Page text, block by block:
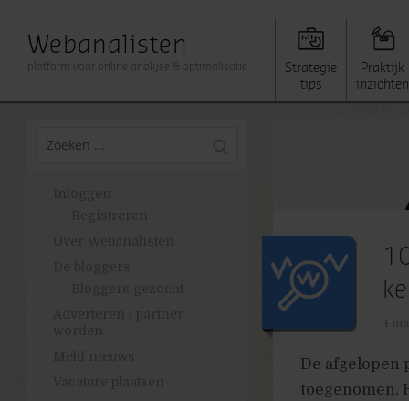
Webanalisten
platform voor online analyse & optimalisatie
Strategie
tips
Praktijk
inzichten
De afgelopen
toegenomen.